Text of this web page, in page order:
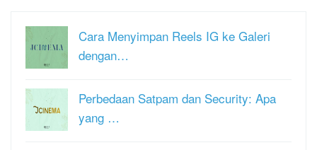
Cara Menyimpan Reels IG ke Galeri
dengan…
Perbedaan Satpam dan Security: Apa
yang …